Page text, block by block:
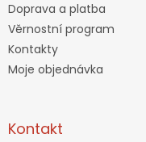
Doprava a platba
Věrnostní program
Kontakty
Moje objednávka
Kontakt